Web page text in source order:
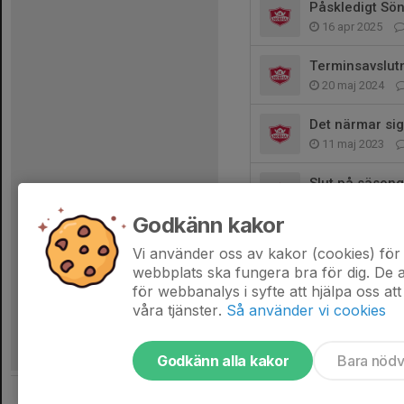
Påskledigt
16 apr 2025
20 maj 2024
Det närmar
11 maj 2023
Slut på
21 dec 2017
Godkänn kakor
Vi använder oss av kakor (cookies)
webbplats ska fungera bra för dig. De
för webbanalys i syfte att hjälpa oss
våra tjänster. Så använder vi cookies
Godkänn alla kakor Bara